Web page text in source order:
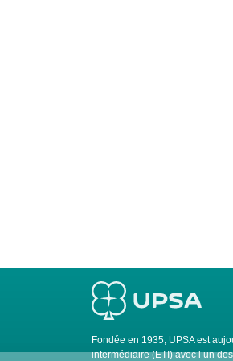
Fondée en 1935, UPSA est
intermédiaire (ETI) avec l’un